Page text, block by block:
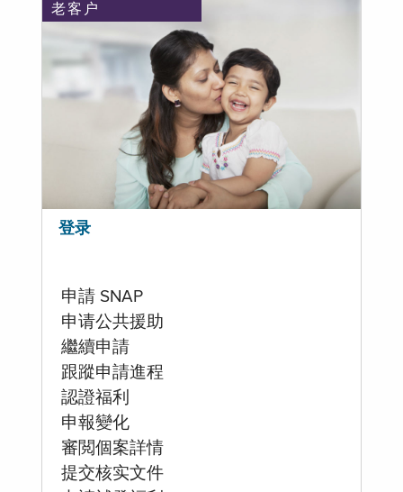
老客户
登录
申請 SNAP
申请公共援助
繼續申請
跟蹤申請進程
認證福利
申報變化
審閲個案詳情
提交核实文件